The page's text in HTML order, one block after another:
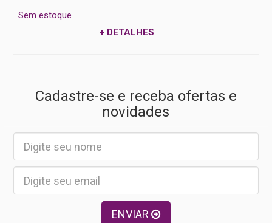
Sem estoque
+ DETALHES
Cadastre-se e receba ofertas e
novidades
ENVIAR